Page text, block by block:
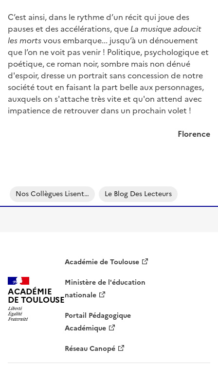
C’est ainsi, dans le rythme d’un récit qui joue des
pauses et des accélérations, que La musique adoucit
les mortsvous embarque... jusqu’à un dénouement
que l’on ne voit pas venir ! Politique, psychologique et
poétique, ce roman noir, sombre mais non dénué
d'espoir, dresse un portrait sans concession de notre
société tout en faisant la part belle aux personnages,
auxquels on s'attache très vite et qu'on attend avec
impatience de retrouver dans un prochain volet !
Florence
Nos Collègues Lisent… Le Blog Des Lecteurs
ACADÉMIE
DE TOULOUSE
Académie de Toulouse
Ministère de l'éducation
nationale
Portail Pédagogique
Académique
Réseau Canopé